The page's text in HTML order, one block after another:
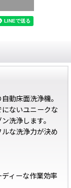
動床面洗浄機。
ないユニークな
洗浄します。
な洗浄力が決め
ィーな作業効率